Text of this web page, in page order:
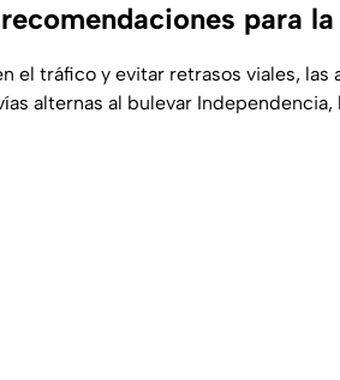
para
el tráfico y evitar retrasos viales, las
alternas al bulevar Independencia,